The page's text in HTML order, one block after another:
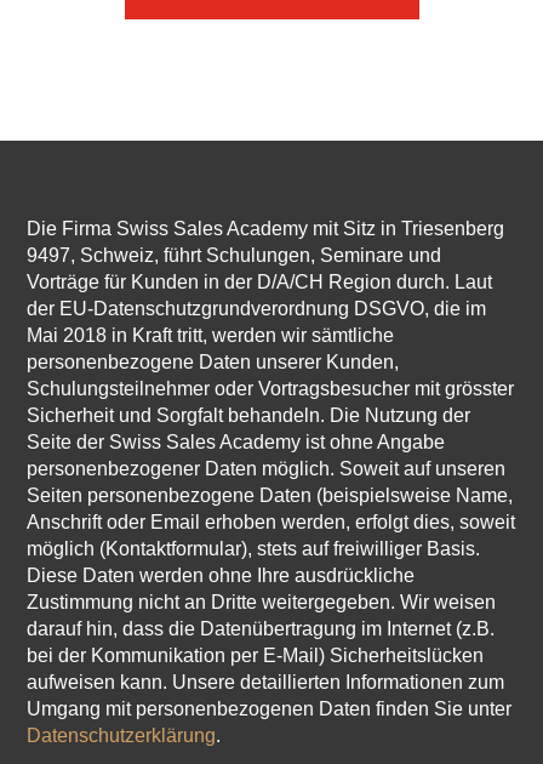
Die Firma Swiss Sales Academy mit Sitz in Triesenberg
9497, Schweiz, führt Schulungen, Seminare und
Vorträge für Kunden in der D/A/CH Region durch. Laut
der EU-Datenschutzgrundverordnung DSGVO, die im
Mai 2018 in Kraft tritt, werden wir sämtliche
personenbezogene Daten unserer Kunden,
Schulungsteilnehmer oder Vortragsbesucher mit grösster
Sicherheit und Sorgfalt behandeln. Die Nutzung der
Seite der Swiss Sales Academy ist ohne Angabe
personenbezogener Daten möglich. Soweit auf unseren
Seiten personenbezogene Daten (beispielsweise Name,
Anschrift oder Email erhoben werden, erfolgt dies, soweit
möglich (Kontaktformular), stets auf freiwilliger Basis.
Diese Daten werden ohne Ihre ausdrückliche
Zustimmung nicht an Dritte weitergegeben. Wir weisen
darauf hin, dass die Datenübertragung im Internet (z.B.
bei der Kommunikation per E-Mail) Sicherheitslücken
aufweisen kann. Unsere detaillierten Informationen zum
Umgang mit personenbezogenen Daten finden Sie unter
Datenschutzerklärung.